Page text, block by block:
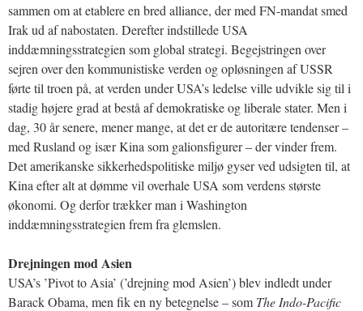
sammen om at etablere en bred alliance, der med FN-mandat smed
Irak ud af nabostaten. Derefter indstillede USA
inddæmningsstrategien som global strategi. Begejstringen over
sejren over den kommunistiske verden og opløsningen af USSR
førte til troen på, at verden under USA’s ledelse ville udvikle sig til i
stadig højere grad at bestå af demokratiske og liberale stater. Men i
dag, 30 år senere, mener mange, at det er de autoritære tendenser –
med Rusland og især Kina som galionsfigurer – der vinder frem.
Det amerikanske sikkerhedspolitiske miljø gyser ved udsigten til, at
Kina efter alt at dømme vil overhale USA som verdens største
økonomi. Og derfor trækker man i Washington
inddæmningsstrategien frem fra glemslen.
Drejningen mod Asien
USA’s ’Pivot to Asia’ (’drejning mod Asien’) blev indledt under
Barack Obama, men fik en ny betegnelse – som The Indo-Pacific